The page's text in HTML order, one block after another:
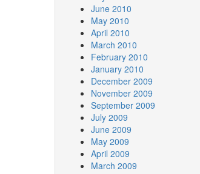
June 2010
May 2010
April 2010
March 2010
February 2010
January 2010
December 2009
November 2009
September 2009
July 2009
June 2009
May 2009
April 2009
March 2009